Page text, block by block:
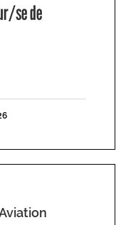
se de